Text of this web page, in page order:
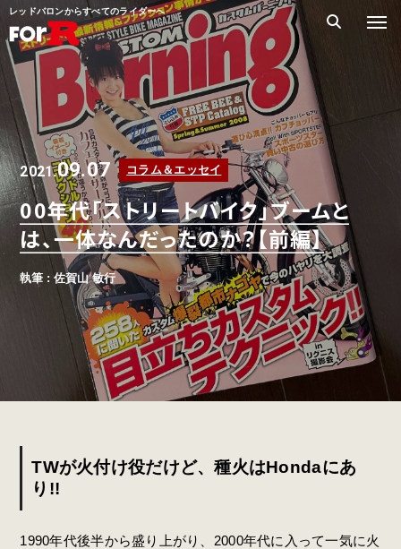
レッドバロンからすべてのライダーへ
2021.09.07 コラム＆エッセイ
00年代「ストリートバイク」ブームと
は、一体なんだったのか？【前編】
執筆 : 佐賀山 敏行
TWが火付け役だけど、種火はHondaにあ
り!!
1990年代後半から盛り上がり、2000年代に入って一気に火